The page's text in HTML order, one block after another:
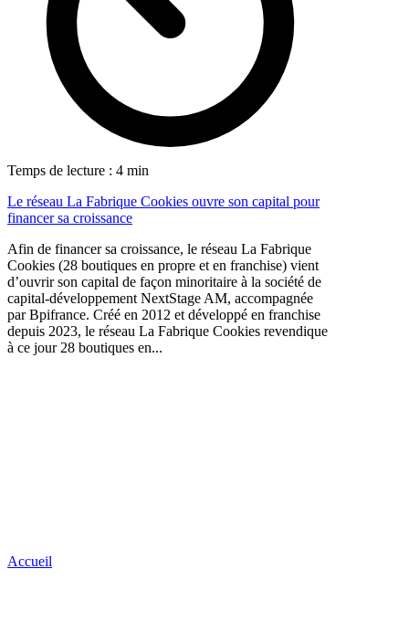
Temps de lecture : 4 min
Le réseau La Fabrique Cookies ouvre son capital pour
financer sa croissance
Afin de financer sa croissance, le réseau La Fabrique
Cookies (28 boutiques en propre et en franchise) vient
d’ouvrir son capital de façon minoritaire à la société de
capital-développement NextStage AM, accompagnée
par Bpifrance. Créé en 2012 et développé en franchise
depuis 2023, le réseau La Fabrique Cookies revendique
à ce jour 28 boutiques en...
Accueil